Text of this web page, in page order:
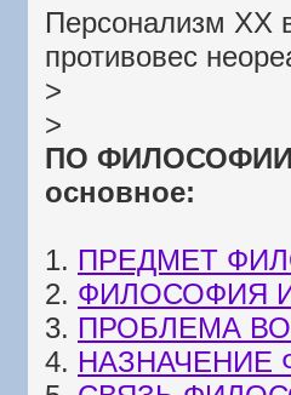
Персонализм ХХ
противовес
>
>
ПО ФИЛОСОФИИ:
основное:
1. ПРЕДМЕТ
2. ФИЛОСОФИЯ
3. ПРОБЛЕМА
4. НАЗНАЧЕНИЕ